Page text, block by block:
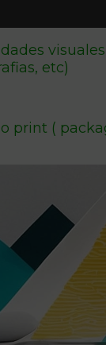
etc)
print (